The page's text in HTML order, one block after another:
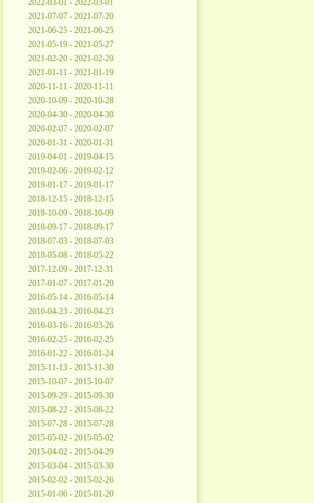
2022-03-01 - 2022-03-01
2021-07-07 - 2021-07-20
2021-06-25 - 2021-06-25
2021-05-19 - 2021-05-27
2021-02-20 - 2021-02-20
2021-01-11 - 2021-01-19
2020-11-11 - 2020-11-11
2020-10-09 - 2020-10-28
2020-04-30 - 2020-04-30
2020-02-07 - 2020-02-07
2020-01-31 - 2020-01-31
2019-04-01 - 2019-04-15
2019-02-06 - 2019-02-12
2019-01-17 - 2019-01-17
2018-12-15 - 2018-12-15
2018-10-09 - 2018-10-09
2018-09-17 - 2018-09-17
2018-07-03 - 2018-07-03
2018-05-08 - 2018-05-22
2017-12-09 - 2017-12-31
2017-01-07 - 2017-01-20
2016-05-14 - 2016-05-14
2016-04-23 - 2016-04-23
2016-03-16 - 2016-03-26
2016-02-25 - 2016-02-25
2016-01-22 - 2016-01-24
2015-11-13 - 2015-11-30
2015-10-07 - 2015-10-07
2015-09-29 - 2015-09-30
2015-08-22 - 2015-08-22
2015-07-28 - 2015-07-28
2015-05-02 - 2015-05-02
2015-04-02 - 2015-04-29
2015-03-04 - 2015-03-30
2015-02-02 - 2015-02-26
2015-01-06 - 2015-01-20